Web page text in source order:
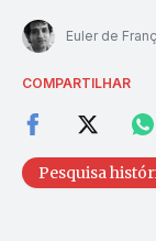
Euler de
COMPARTILHAR
Pesquisa